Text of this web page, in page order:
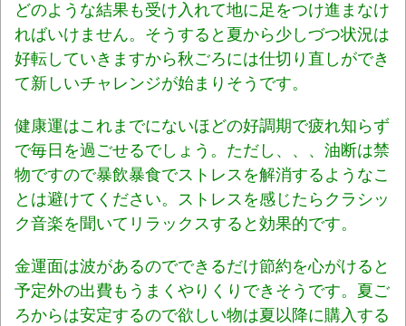
どのような結果も受け入れて地に足をつけ進まなけ
ればいけません。そうすると夏から少しづつ状況は
好転していきますから秋ごろには仕切り直しができ
て新しいチャレンジが始まりそうです。
健康運はこれまでにないほどの好調期で疲れ知らず
で毎日を過ごせるでしょう。ただし、、、油断は禁
物ですので暴飲暴食でストレスを解消するようなこ
とは避けてください。ストレスを感じたらクラシッ
ク音楽を聞いてリラックスすると効果的です。
金運面は波があるのでできるだけ節約を心がけると
予定外の出費もうまくやりくりできそうです。夏ご
ろからは安定するので欲しい物は夏以降に購入する